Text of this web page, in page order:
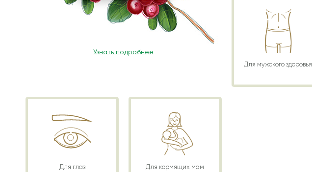
Узнать подробнее
Для мужского здоровья
Для глаз Для кормящих мам